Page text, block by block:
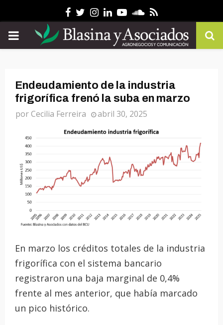
Facebook
Twitter
Instagram
Linkedin
YoutubeSoundcloud
Rss
PRIMARY
Endeudamiento de la industria
frigorífica frenó la suba en marzo
porCecilia Ferreira abril 30, 2025
En marzo los créditos totales de la industria
frigorífica con el sistema bancario
registraron una baja marginal de 0,4%
frente al mes anterior, que había marcado
un pico histórico.